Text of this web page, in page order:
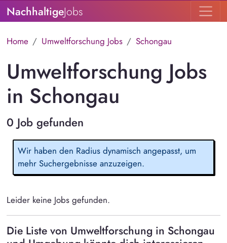
NachhaltigeJobs
Home Umweltforschung Jobs Schongau
Umweltforschung Jobs
in Schongau
0 Job gefunden
Wir haben den Radius dynamisch angepasst, um
mehr Suchergebnisse anzuzeigen.
Leider keine Jobs gefunden.
Die Liste von Umweltforschung in Schongau